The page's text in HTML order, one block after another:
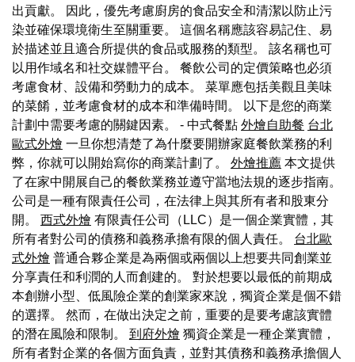
出貢獻。 因此，優先考慮廚房的食品安全和清潔以防止污
染並確保環境衛生至關重要。 這個名稱應該容易記住、易
於描述並且適合所提供的食品或服務的類型。 該名稱也可
以用作域名和社交媒體平台。 餐飲公司的定價策略也必須
考慮食材、設備和勞動力的成本。 菜單應包括美觀且美味
的菜餚，並考慮食材的成本和準備時間。 以下是您的商業
計劃中需要考慮的關鍵因素。 - 中式餐點 外燴自助餐 台北
歐式外燴 一旦你想清楚了為什麼要開辦家庭餐飲業務的利
弊，你就可以開始寫你的商業計劃了。 外燴推薦 本文提供
了在家中開展自己的餐飲業務並遵守當地法規的逐步指南。
公司是一種有限責任公司，在法律上與其所有者和股東分
開。 西式外燴 有限責任公司（LLC）是一個企業實體，其
所有者對公司的債務和義務承擔有限的個人責任。 台北歐
式外燴 普通合夥企業是為兩個或兩個以上想要共同創業並
分享責任和利潤的人而創建的。 對於想要以最低的前期成
本創辦小型、低風險企業的創業家來說，獨資企業是個不錯
的選擇。 然而，在做出決定之前，重要的是要考慮該實體
的潛在風險和限制。 到府外燴 獨資企業是一種企業實體，
所有者對企業的各個方面負責，並對其債務和義務承擔個人